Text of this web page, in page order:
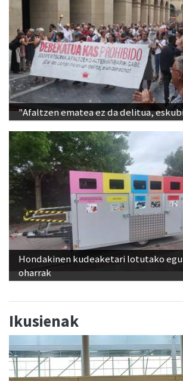
"Afaltzen ematea ez da delitua,
Hondakinen kudeaketari lotutako
oharrak
Ikusienak